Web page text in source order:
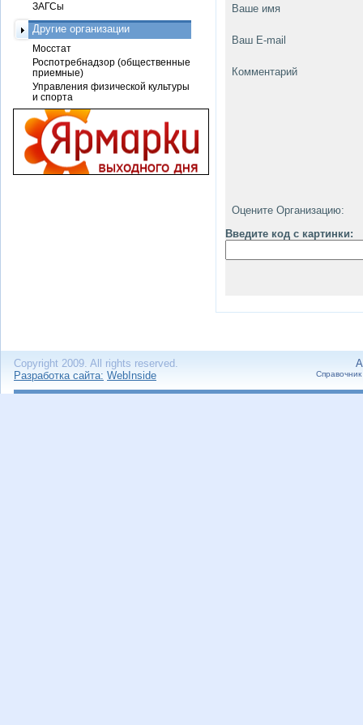
Ваше имя
Ваш E-mail
Комментарий
Оцените Организацию:
Введите код с картинки:
ЗАГСы
Другие организации
Мосстат
Роспотребнадзор (общественные
приемные)
Управления физической культуры
и спорта
Copyright 2009. All rights reserved.
Разработка сайта: WebInside